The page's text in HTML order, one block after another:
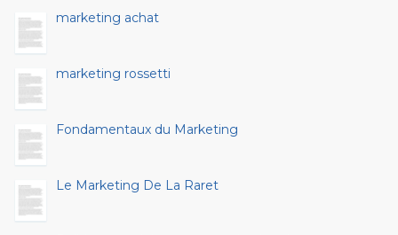
marketing achat
marketing rossetti
Fondamentaux du Marketing
Le Marketing De La Raret